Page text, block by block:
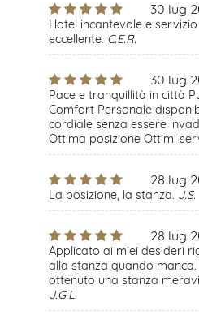
Tutto era pulito e in perfetto
G.L.A.
30 lug
Hotel incantevole e servizio
eccellente. C.E.R.
30 lug
Pace e tranquillità in città
Comfort Personale
cordiale senza essere
Ottima posizione Ottimi
28 lug
La posizione, la stanza. J.S.
28 lug
Applicato ai miei desideri
alla stanza quando manca.
ottenuto una stanza
J.G.L.